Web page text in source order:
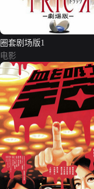
圈套剧场版1
电影